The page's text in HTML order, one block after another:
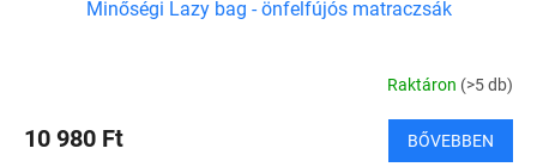
Minőségi Lazy bag - önfelfújós matraczsák
Raktáron (>5 db)
10 980 Ft BŐVEBBEN